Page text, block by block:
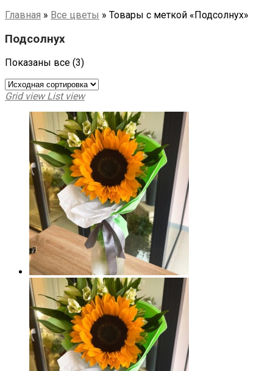
Главная » Все цветы » Товары с меткой «Подсолнух»
Подсолнух
Показаны все (3)
Grid view List view